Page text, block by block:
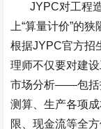
JYPC对工程
上“算量计价”的狭
根据JYPC官方招
理师不仅要对建
市场分析——包
测算、生产各项
限、现金流等全